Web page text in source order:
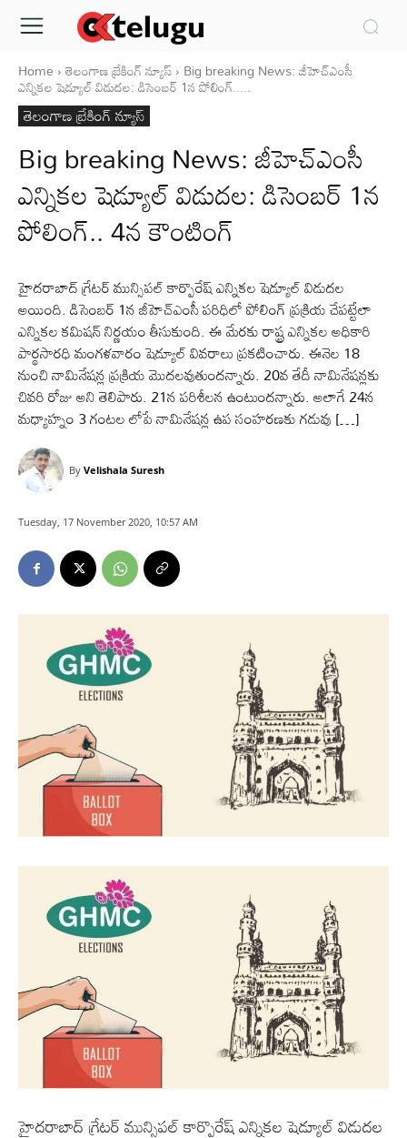
Home తెలంగాణ బ్రేకింగ్ న్యూస్ Big breaking News: జీహెచ్ఎంసీ
ఎన్నికల షెడ్యూల్ విడుదల: డిసెంబర్ 1న పోలింగ్.....
తెలంగాణ బ్రేకింగ్ న్యూస్
Big breaking News: జీహెచ్ఎంసీ
ఎన్నికల షెడ్యూల్ విడుదల: డిసెంబర్ 1న
పోలింగ్.. 4న కౌంటింగ్
హైదరాబాద్ గ్రేటర్ మున్సిపల్ కార్పొరేష్ ఎన్నికల షెడ్యూల్ విడుదల
అయింది. డిసెంబర్ 1న జీహెచ్ఎంసీ పరిధిలో పోలింగ్ ప్రక్రియ చేపట్టేలా
ఎన్నికల కమిషన్ నిర్ణయం తీసుకుంది. ఈ మేరకు రాష్ట్ర ఎన్నికల అధికారి
పార్థసారధి మంగళవారం షెడ్యూల్ వివరాలు ప్రకటించారు. ఈనెల 18
నుంచి నామినేషన్ల ప్రక్రియ మొదలవుతుందన్నారు. 20వ తేదీ నామినేషన్లకు
చివరి రోజు అని తెలిపారు. 21న పరిశీలన ఉంటుందన్నారు. అలాగే 24న
మధ్యాహ్నం 3 గంటల లోపే నామినేషన్ల ఉప సంహరణకు గడువు […]
By Velishala Suresh
Tuesday, 17 November 2020, 10:57 AM
హైదరాబాద్ గ్రేటర్ మున్సిపల్ కార్పొరేష్ ఎన్నికల షెడ్యూల్ విడుదల